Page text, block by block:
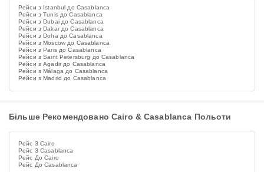
Рейси з Istanbul до Casablanca
Рейси з Tunis до Casablanca
Рейси з Dubai до Casablanca
Рейси з Dakar до Casablanca
Рейси з Doha до Casablanca
Рейси з Moscow до Casablanca
Рейси з Paris до Casablanca
Рейси з Saint Petersburg до Casablanca
Рейси з Agadir до Casablanca
Рейси з Málaga до Casablanca
Рейси з Madrid до Casablanca
Більше Рекомендовано Cairo & Casablanca Польоти
Рейс З Cairo
Рейс З Casablanca
Рейс До Cairo
Рейс До Casablanca